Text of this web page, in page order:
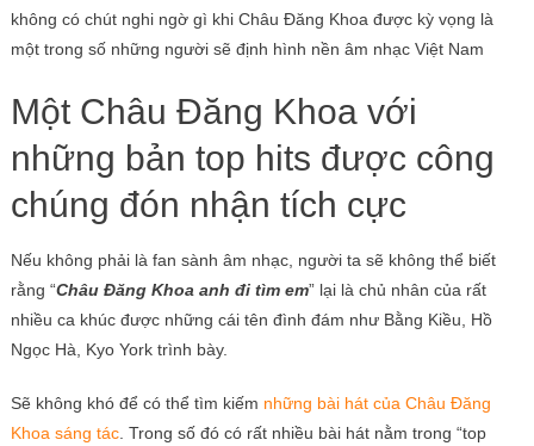
không có chút nghi ngờ gì khi Châu Đăng Khoa được kỳ vọng là
một trong số những người sẽ định hình nền âm nhạc Việt Nam
Một Châu Đăng Khoa với
những bản top hits được công
chúng đón nhận tích cực
Nếu không phải là fan sành âm nhạc, người ta sẽ không thể biết
rằng “Châu Đăng Khoa anh đi tìm em” lại là chủ nhân của rất
nhiều ca khúc được những cái tên đình đám như Bằng Kiều, Hồ
Ngọc Hà, Kyo York trình bày.
Sẽ không khó để có thể tìm kiếm những bài hát của Châu Đăng
Khoa sáng tác. Trong số đó có rất nhiều bài hát nằm trong “top